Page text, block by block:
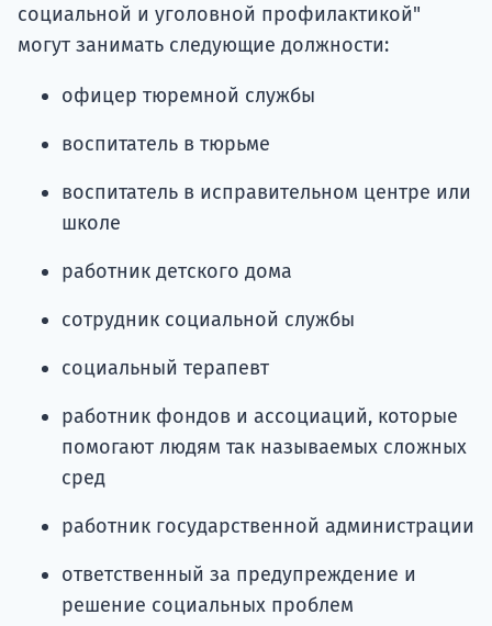
социальной и уголовной профилактикой"
могут занимать следующие должности:
офицер тюремной службы
воспитатель в тюрьме
воспитатель в исправительном центре или
школе
работник детского дома
сотрудник социальной службы
социальный терапевт
работник фондов и ассоциаций, которые
помогают людям так называемых сложных
сред
работник государственной администрации
ответственный за предупреждение и
решение социальных проблем